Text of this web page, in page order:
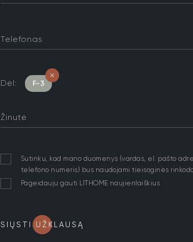
Telefonas
Dėl: F-3
Žinutė
Sutinku, kad mano duomenys (vardas, el. pašto
telefono numeris) bus naudojami tieisoginės
Pageidauju gauti LITHOME naujienlaiškius
SIŲSTI UŽKLAUSĄ